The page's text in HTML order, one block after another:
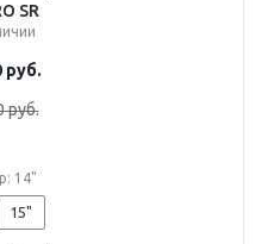
SR
руб.
руб.
14"
15"